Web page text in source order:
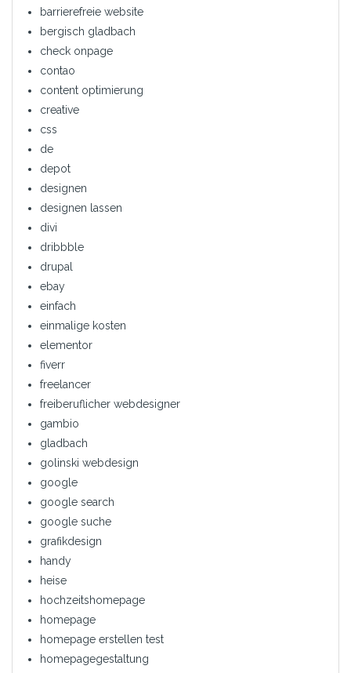
barrierefreie website
bergisch gladbach
check onpage
contao
content optimierung
creative
css
de
depot
designen
designen lassen
divi
dribbble
drupal
ebay
einfach
einmalige kosten
elementor
fiverr
freelancer
freiberuflicher webdesigner
gambio
gladbach
golinski webdesign
google
google search
google suche
grafikdesign
handy
heise
hochzeitshomepage
homepage
homepage erstellen test
homepagegestaltung